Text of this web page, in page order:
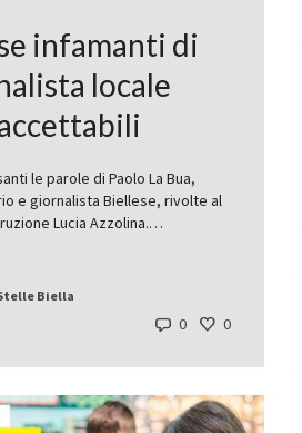
infamanti di
locale
le parole di Paolo La Bua,
e giornalista Biellese, rivolte al
Lucia Azzolina.…
Biella
0 0